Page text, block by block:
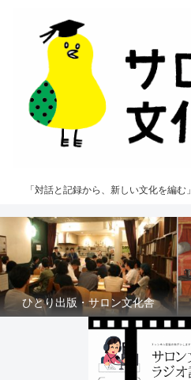
「対話と記録から、新しい文化を編
ひとり出版・サロン文化舎